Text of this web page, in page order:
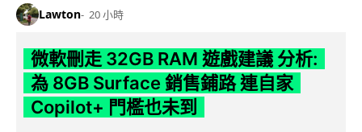
Lawton 20 小時
微軟刪走 32GB RAM 遊戲建議 分析:
為 8GB Surface 銷售鋪路 連自家
Copilot+ 門檻也未到